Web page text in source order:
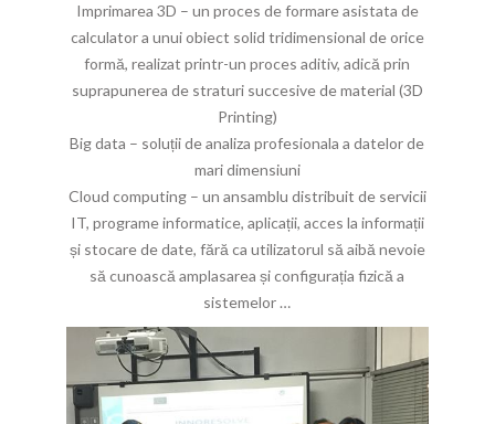
Imprimarea 3D – un proces de formare asistata de
calculator a unui obiect solid tridimensional de orice
formă, realizat printr-un proces aditiv, adică prin
suprapunerea de straturi succesive de material (3D
Printing)
Big data – soluții de analiza profesionala a datelor de
mari dimensiuni
Cloud computing – un ansamblu distribuit de servicii
IT, programe informatice, aplicații, acces la informații
și stocare de date, fără ca utilizatorul să aibă nevoie
să cunoască amplasarea și configurația fizică a
sistemelor …